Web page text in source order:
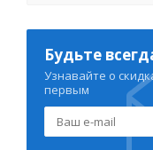
Orans
Owl 1975
Sanindusa
Sanitana
Будьте
Узнавайте о
первым